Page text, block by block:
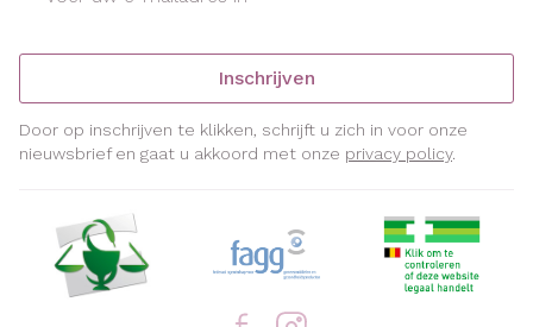
Inschrijven
Door op inschrijven te klikken, schrijft u zich in voor onze
nieuwsbrief en gaat u akkoord met onze privacy policy.